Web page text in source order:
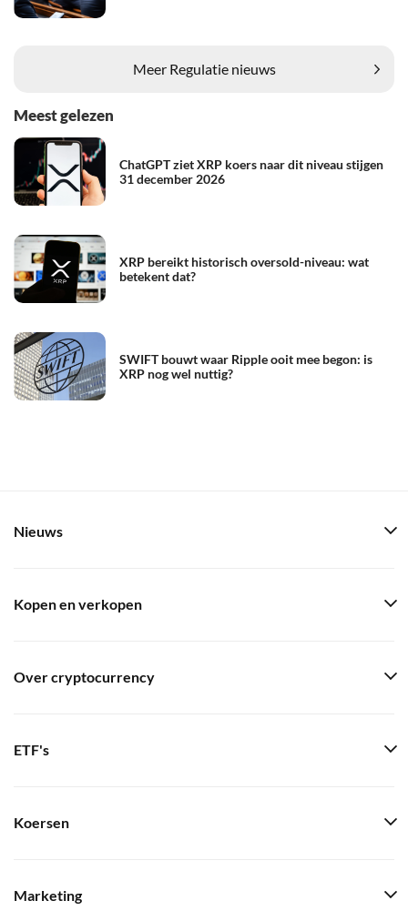
Meer Regulatie nieuws
Meest gelezen
ChatGPT ziet XRP koers naar dit niveau stijgen
31 december 2026
XRP bereikt historisch oversold-niveau: wat
betekent dat?
SWIFT bouwt waar Ripple ooit mee begon: is
XRP nog wel nuttig?
Nieuws
Kopen en verkopen
Over cryptocurrency
ETF's
Koersen
Marketing